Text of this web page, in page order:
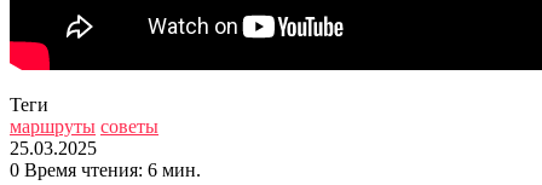
Теги
маршруты советы
25.03.2025
0 Время чтения: 6 мин.